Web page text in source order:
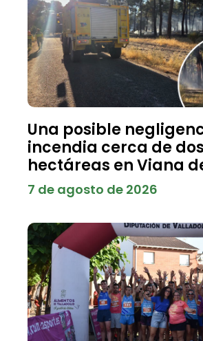
Una posible
incendia cerca de dos
hectáreas en Viana
7 de agosto de 2026